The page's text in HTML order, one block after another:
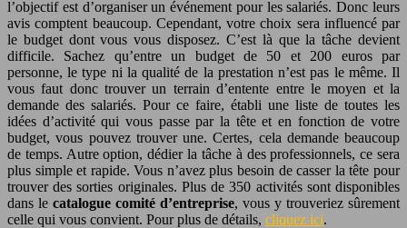
l’objectif est d’organiser un événement pour les salariés. Donc leurs
avis comptent beaucoup. Cependant, votre choix sera influencé par
le budget dont vous vous disposez. C’est là que la tâche devient
difficile. Sachez qu’entre un budget de 50 et 200 euros par
personne, le type ni la qualité de la prestation n’est pas le même. Il
vous faut donc trouver un terrain d’entente entre le moyen et la
demande des salariés. Pour ce faire, établi une liste de toutes les
idées d’activité qui vous passe par la tête et en fonction de votre
budget, vous pouvez trouver une. Certes, cela demande beaucoup
de temps. Autre option, dédier la tâche à des professionnels, ce sera
plus simple et rapide. Vous n’avez plus besoin de casser la tête pour
trouver des sorties originales. Plus de 350 activités sont disponibles
dans le catalogue comité d’entreprise, vous y trouveriez sûrement
celle qui vous convient. Pour plus de détails, cliquez ici.